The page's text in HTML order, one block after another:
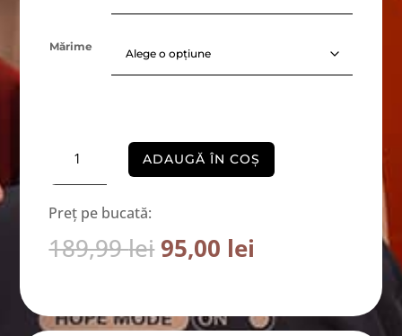
Mărime
Hoodie
Hope
Mode
ADAUGĂ ÎN COȘ
Preț pe bucată:
189,99lei Prețul
inițial
fost:
95,00 lei
95,00 lei.